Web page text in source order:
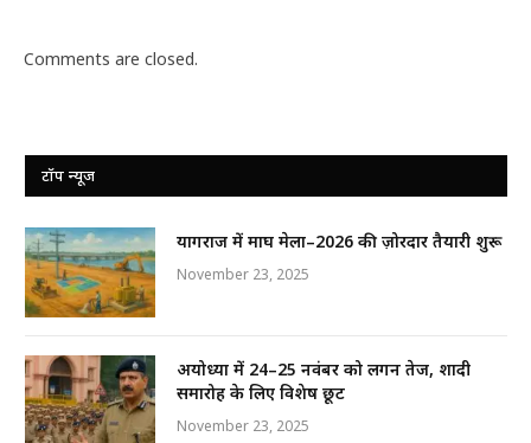
Comments are closed.
टॉप न्यूज
प्रयागराज में माघ मेला–2026 की ज़ोरदार तैयारी शुरू
November 23, 2025
अयोध्या में 24–25 नवंबर को लगन तेज, शादी
समारोह के लिए विशेष छूट
November 23, 2025